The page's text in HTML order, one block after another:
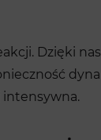
Dzięki
intensywna.